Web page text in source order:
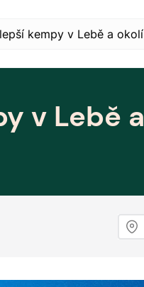
v Lebě a